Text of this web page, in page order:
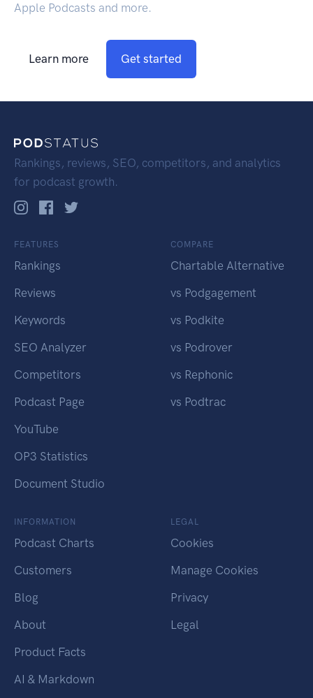
Apple Podcasts and more.
Learn more Get started
Rankings, reviews, SEO, competitors, and analytics
for podcast growth.
FEATURES
Rankings
Reviews
Keywords
SEO Analyzer
Competitors
Podcast Page
YouTube
OP3 Statistics
Document Studio
COMPARE
Chartable Alternative
vs Podgagement
vs Podkite
vs Podrover
vs Rephonic
vs Podtrac
INFORMATION
Podcast Charts
Customers
Blog
About
Product Facts
AI & Markdown
LEGAL
Cookies
Manage Cookies
Privacy
Legal